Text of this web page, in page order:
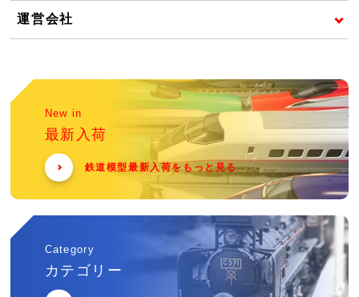
運営会社
New in
最新入荷
鉄道模型最新入荷をもっと見る
Category
カテゴリー